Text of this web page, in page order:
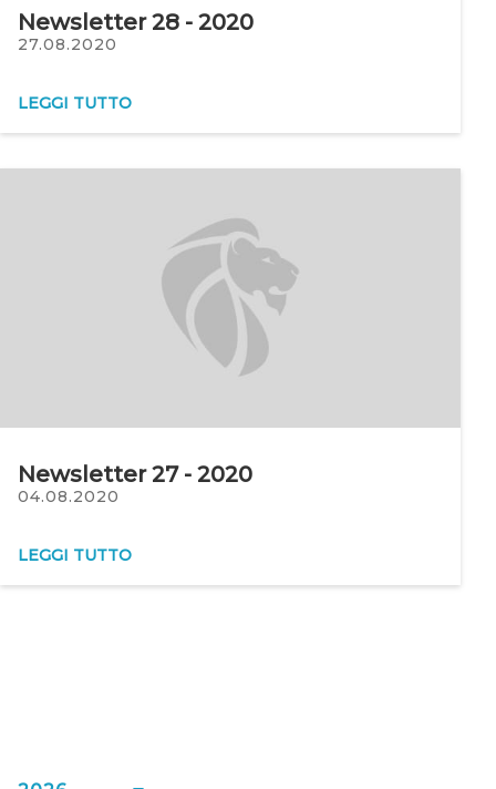
Newsletter 28 - 2020
27.08.2020
LEGGI TUTTO
Newsletter 27 - 2020
04.08.2020
LEGGI TUTTO